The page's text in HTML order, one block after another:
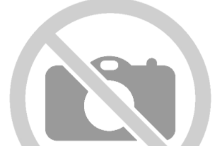
Sport
Brand
Contatti